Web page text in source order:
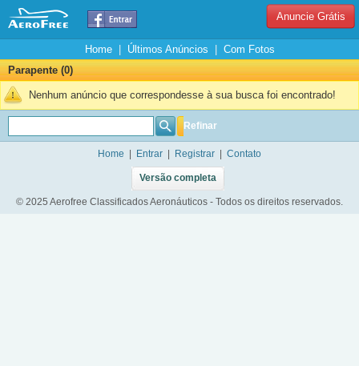
Anuncie Grátis
Home| Últimos Anúncios
Com Fotos
Parapente (0)
Nenhum anúncio que correspondesse à sua busca foi encontrado!
Refinar
Home Entrar Registrar Contato
Versão completa
© 2025 Aerofree Classificados Aeronáuticos - Todos os direitos reservados.